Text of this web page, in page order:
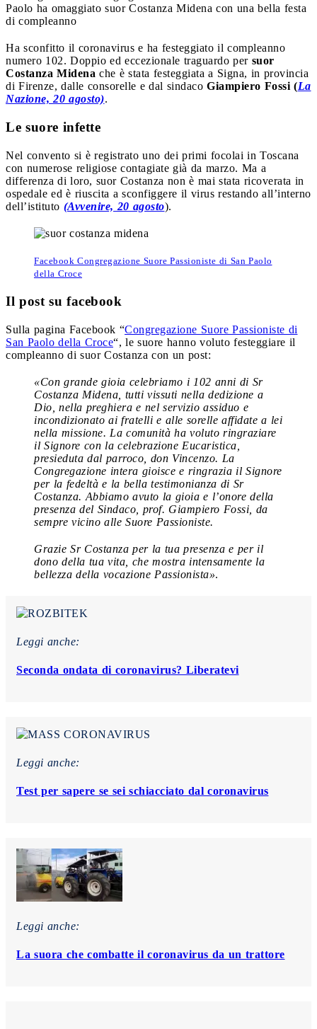
Paolo ha omaggiato suor Costanza Midena con una bella festa
di compleanno
Ha sconfitto il coronavirus e ha festeggiato il compleanno
numero 102. Doppio ed eccezionale traguardo per suor
Costanza Midena che è stata festeggiata a Signa, in provincia
di Firenze, dalle consorelle e dal sindaco Giampiero Fossi (La
Nazione, 20 agosto).
Le suore infette
Nel convento si è registrato uno dei primi focolai in Toscana
con numerose religiose contagiate già da marzo. Ma a
differenza di loro, suor Costanza non è mai stata ricoverata in
ospedale ed è riuscita a sconfiggere il virus restando all’interno
dell’istituto (Avvenire, 20 agosto).
Facebook Congregazione Suore Passioniste di San Paolo
della Croce
Il post su facebook
Sulla pagina Facebook “Congregazione Suore Passioniste di
San Paolo della Croce“, le suore hanno voluto festeggiare il
compleanno di suor Costanza con un post:
«Con grande gioia celebriamo i 102 anni di Sr
Costanza Midena, tutti vissuti nella dedizione a
Dio, nella preghiera e nel servizio assiduo e
incondizionato ai fratelli e alle sorelle affidate a lei
nella missione. La comunità ha voluto ringraziare
il Signore con la celebrazione Eucaristica,
presieduta dal parroco, don Vincenzo. La
Congregazione intera gioisce e ringrazia il Signore
per la fedeltà e la bella testimonianza di Sr
Costanza. Abbiamo avuto la gioia e l’onore della
presenza del Sindaco, prof. Giampiero Fossi, da
sempre vicino alle Suore Passioniste.
Grazie Sr Costanza per la tua presenza e per il
dono della tua vita, che mostra intensamente la
bellezza della vocazione Passionista».
Leggi anche:
Seconda ondata di coronavirus? Liberatevi
Leggi anche:
Test per sapere se sei schiacciato dal coronavirus
Leggi anche:
La suora che combatte il coronavirus da un trattore